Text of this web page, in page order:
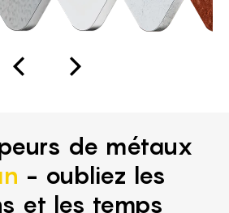
de métaux
- oubliez les
et les temps